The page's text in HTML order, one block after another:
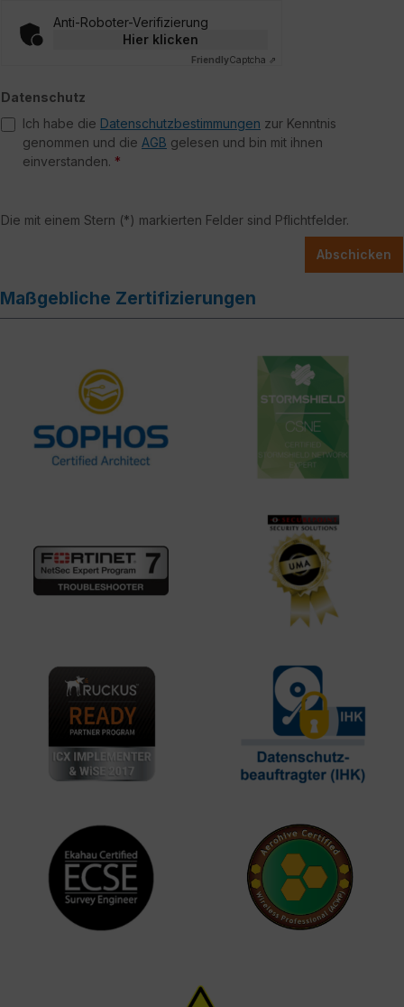
Anti-Roboter-Verifizierung
Hier klicken
FriendlyCaptcha ⇗
Datenschutz
Ich habe die Datenschutzbestimmungen zur Kenntnis
genommen und die AGB gelesen und bin mit ihnen
einverstanden. *
Die mit einem Stern (*) markierten Felder sind Pflichtfelder.
Abschicken
Maßgebliche Zertifizierungen